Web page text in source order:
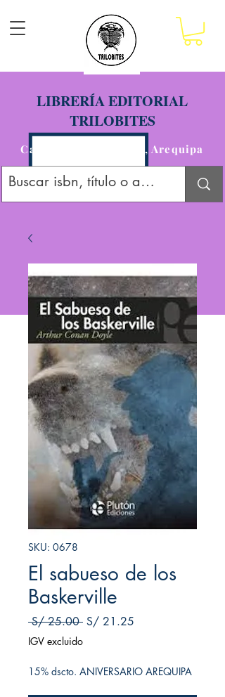
LIBRERÍA EDITORIAL
TRILOBITES
Calle San Agustín 201, Arequipa
SKU: 0678
El sabueso de los
Baskerville
S/ 25.00 Precio
S/ 21.25
IGV excluido
15% dscto. ANIVERSARIO AREQUIPA